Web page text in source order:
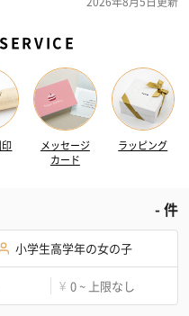
メッセージ
カード
ラッピング
-件
小学生高学年の女の子
¥ 0 ~ 上限なし